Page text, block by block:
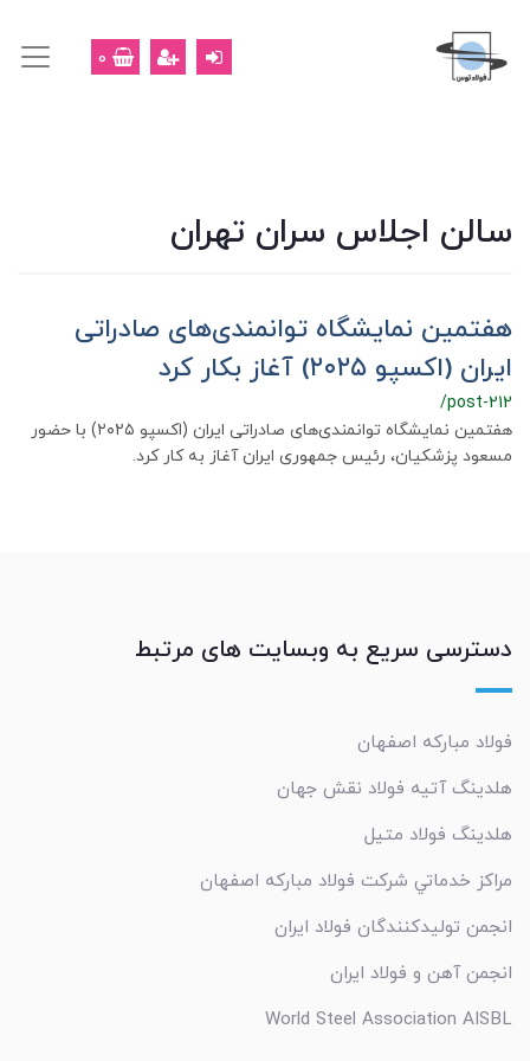
0
سالن اجلاس سران تهران
هفتمین نمایشگاه توانمندی‌های صادراتی
ایران (اکسپو ۲۰۲۵) آغاز بکار کرد
/post-212
هفتمین نمایشگاه توانمندی‌های صادراتی ایران (اکسپو ۲۰۲۵) با حضور
مسعود پزشکیان، رئیس جمهوری ایران آغاز به کار کرد.
دسترسی سریع به وبسایت های مرتبط
فولاد مبارکه اصفهان
هلدینگ آتیه فولاد نقش جهان
هلدینگ فولاد متیل
مراکز خدماتي شرکت فولاد مبارکه اصفهان
انجمن تولیدکنندگان فولاد ایران
انجمن آهن و فولاد ایران
World Steel Association AISBL